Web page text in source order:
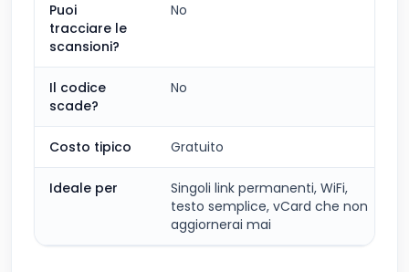
Puoi
tracciare le
scansioni?
No
Il codice
scade?
No
Costo tipico Gratuito
Ideale per
Singoli link permanenti, WiFi,
testo semplice, vCard che non
aggiornerai mai